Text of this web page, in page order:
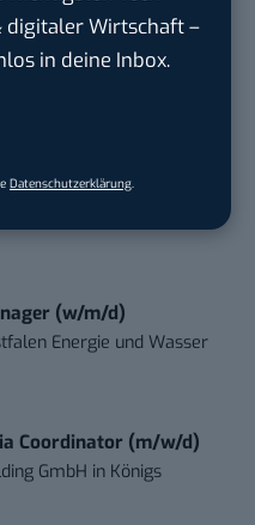
digitaler Wirtschaft –
in deine Inbox.
Datenschutzerklärung.
– Content
(w/m/d)
Energie und Wasser
Coordinator (m/w/d)
GmbH in Königs